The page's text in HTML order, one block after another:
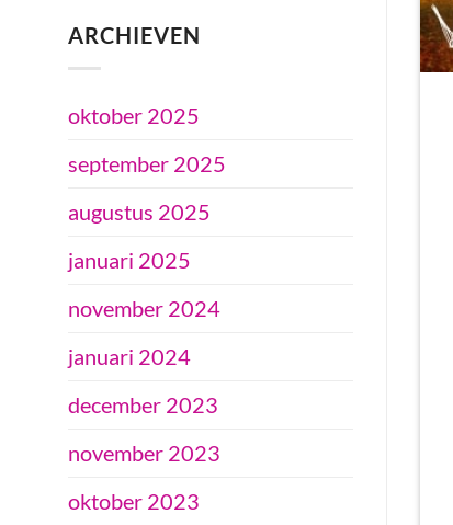
ARCHIEVEN
oktober 2025
september 2025
augustus 2025
januari 2025
november 2024
januari 2024
december 2023
november 2023
oktober 2023